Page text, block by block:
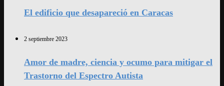
El edificio que desapareció en Caracas
2 septiembre 2023
Amor de madre, ciencia y ocumo para mitigar el
Trastorno del Espectro Autista